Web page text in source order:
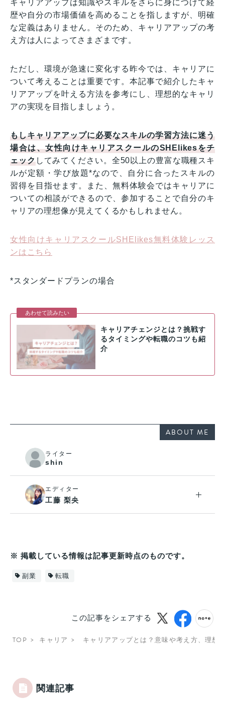
キャリアアップは知識やスキルをさらに身につけて経
歴や自分の市場価値を高めることを指しますが、明確
な定義はありません。そのため、キャリアアップの考
え方は人によってさまざまです。
ただし、環境が急速に変化する昨今では、キャリアに
ついて考えることは重要です。本記事で紹介したキャ
リアアップを叶える方法を参考にし、理想的なキャリ
アの実現を目指しましょう。
もしキャリアアップに必要なスキルの学習方法に迷う
場合は、女性向けキャリアスクールのSHElikesをチ
ェックしてみてください。全50以上の豊富な職種スキ
ルが定額・学び放題*なので、自分に合ったスキルの
習得を目指せます。また、無料体験会ではキャリアに
ついての相談ができるので、参加することで自分のキ
ャリアの理想像が見えてくるかもしれません。
女性向けキャリアスクールSHElikes無料体験レッス
ンはこちら
*スタンダードプランの場合
キャリアチェンジとは？挑戦す
るタイミングや転職のコツも紹
介
ABOUT ME
ライター
shin
エディター
工藤 梨央
※ 掲載している情報は記事更新時点のものです。
副業 転職
この記事をシェアする
TOP キャリア キャリアアップとは？意味や考え方、理想
関連記事